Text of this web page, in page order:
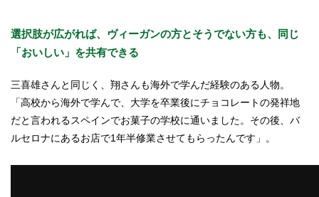
選択肢が広がれば、ヴィーガンの方とそうでない方も、同じ
「おいしい」を共有できる
三喜雄さんと同じく、翔さんも海外で学んだ経験のある人物。
「高校から海外で学んで、大学を卒業後にチョコレートの発祥地
だと言われるスペインでお菓子の学校に通いました。その後、バ
ルセロナにあるお店で1年半修業させてもらったんです」。